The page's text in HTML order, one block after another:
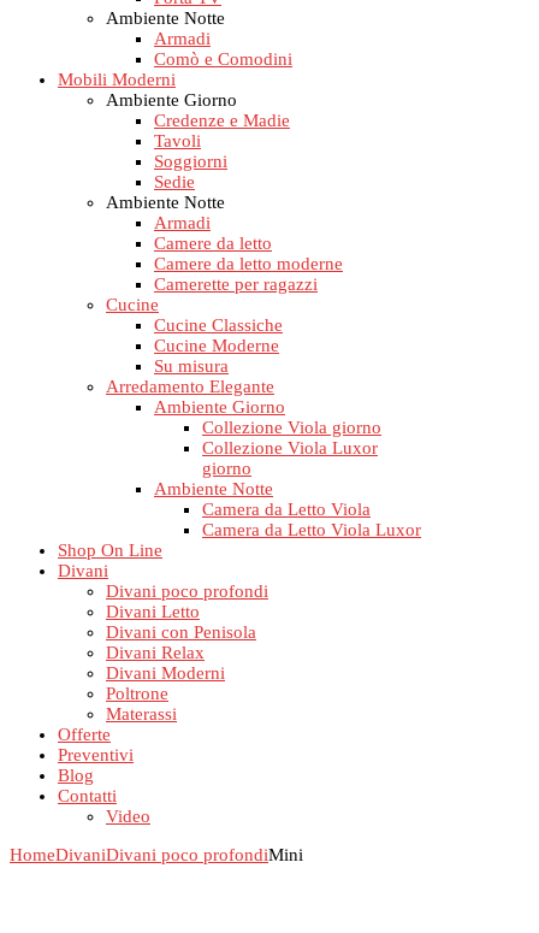
Ambiente Notte
Armadi
Comò e Comodini
Mobili Moderni
Ambiente Giorno
Credenze e Madie
Tavoli
Soggiorni
Sedie
Ambiente Notte
Armadi
Camere da letto
Camere da letto moderne
Camerette per ragazzi
Cucine
Cucine Classiche
Cucine Moderne
Su misura
Arredamento Elegante
Ambiente Giorno
Collezione Viola giorno
Collezione Viola Luxor
giorno
Ambiente Notte
Camera da Letto Viola
Camera da Letto Viola Luxor
Shop On Line
Divani
Divani poco profondi
Divani Letto
Divani con Penisola
Divani Relax
Divani Moderni
Poltrone
Materassi
Offerte
Preventivi
Blog
Contatti
Video
HomeDivaniDivani poco profondiMini